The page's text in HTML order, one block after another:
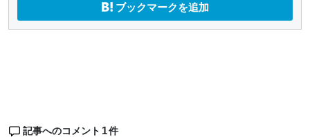
ブックマークを追加
記事へのコメント 1件